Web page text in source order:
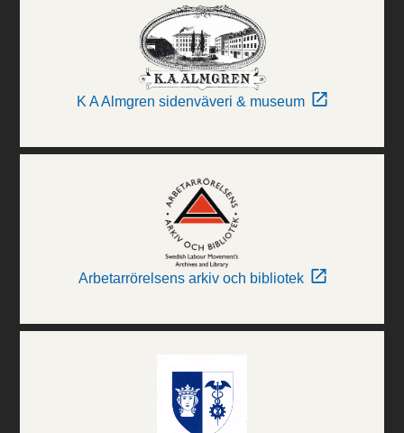
K A Almgren sidenväveri & museum
Arbetarrörelsens arkiv och bibliotek